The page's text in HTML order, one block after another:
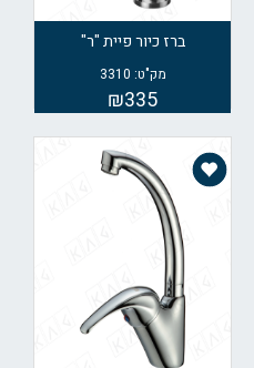
ברז כיור פיית "ר"
מק"ט: 3310
₪335